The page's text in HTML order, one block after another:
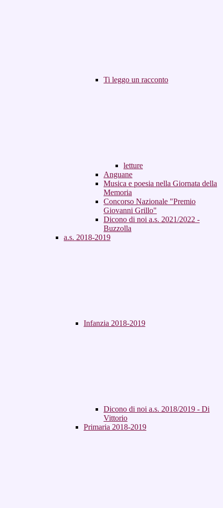
Ti leggo un racconto
letture
Anguane
Musica e poesia nella Giornata della
Memoria
Concorso Nazionale "Premio
Giovanni Grillo"
Dicono di noi a.s. 2021/2022 -
Buzzolla
a.s. 2018-2019
Infanzia 2018-2019
Dicono di noi a.s. 2018/2019 - Di
Vittorio
Primaria 2018-2019